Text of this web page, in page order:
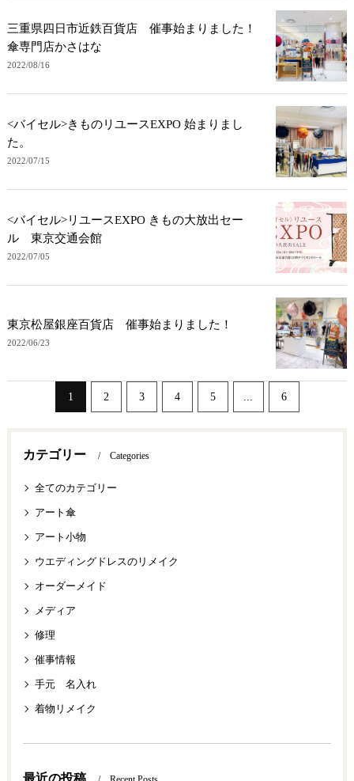
三重県四日市近鉄百貨店 催事始まりました！
傘専門店かさはな
2022/08/16
<バイセル>きものリユースEXPO 始まりまし
た。
2022/07/15
<バイセル>リユースEXPO きもの大放出セー
ル 東京交通会館
2022/07/05
東京松屋銀座百貨店 催事始まりました！
2022/06/23
1 2 3 4 5 ... 6
カテゴリー Categories
全てのカテゴリー
アート傘
アート小物
ウエディングドレスのリメイク
オーダーメイド
メディア
修理
催事情報
手元 名入れ
着物リメイク
最近の投稿